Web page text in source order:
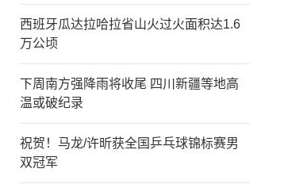
西班牙瓜达拉哈拉省山火过火面积达1.6
万公顷
下周南方强降雨将收尾 四川新疆等地高
温或破纪录
祝贺！马龙/许昕获全国乒乓球锦标赛男
双冠军